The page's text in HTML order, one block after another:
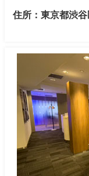
住所：東京都渋